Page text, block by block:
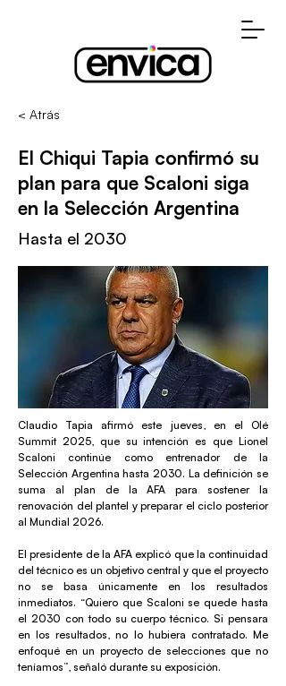
< Atrás
El Chiqui Tapia confirmó su
plan para que Scaloni siga
en la Selección Argentina
Hasta el 2030
Claudio Tapia afirmó este jueves, en el Olé
Summit 2025, que su intención es que Lionel
Scaloni continúe como entrenador de la
Selección Argentina hasta 2030. La definición se
suma al plan de la AFA para sostener la
renovación del plantel y preparar el ciclo posterior
al Mundial 2026.
El presidente de la AFA explicó que la continuidad
del técnico es un objetivo central y que el proyecto
no se basa únicamente en los resultados
inmediatos. “Quiero que Scaloni se quede hasta
el 2030 con todo su cuerpo técnico. Si pensara
en los resultados, no lo hubiera contratado. Me
enfoqué en un proyecto de selecciones que no
teníamos”, señaló durante su exposición.